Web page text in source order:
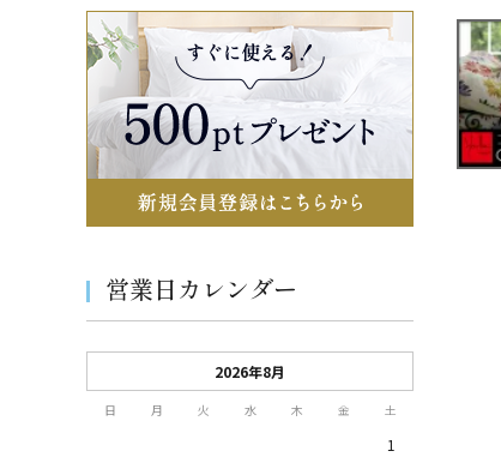
営業日カレンダー
2026年8月
日 月 火 水 木 金 土
1